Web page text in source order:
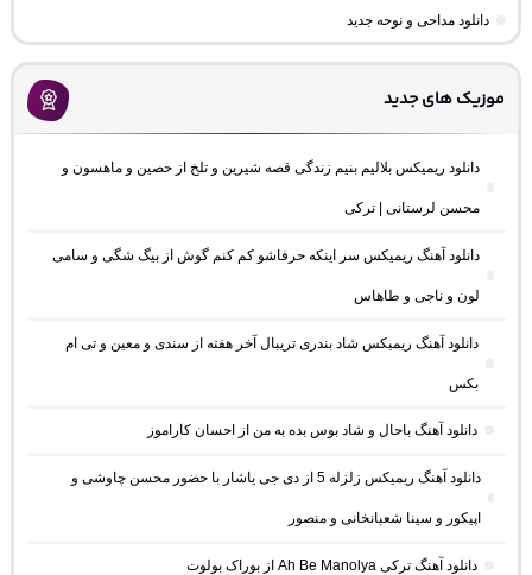
دانلود مداحی و نوحه جدید
موزیک های جدید
دانلود ریمیکس بلالیم بنیم زندگی قصه شیرین و تلخ از حصین و ماهسون و
محسن لرستانی | ترکی
دانلود آهنگ ریمیکس سر اینکه حرفاشو کم کنم گوش از بیگ شگی و سامی
لون و ناجی و طاهاس
دانلود آهنگ ریمیکس شاد بندری تریبال آخر هفته از سندی و معین و تی ام
بکس
دانلود آهنگ باحال و شاد بوس بده به من از احسان کاراموز
دانلود آهنگ ریمیکس زلزله 5 از دی جی یاشار با حضور محسن چاوشی و
اپیکور و سینا شعبانخانی و منصور
دانلود آهنگ ترکی Ah Be Manolya از بوراک بولوت